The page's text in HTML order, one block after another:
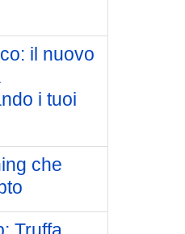
il nuovo
i tuoi
che